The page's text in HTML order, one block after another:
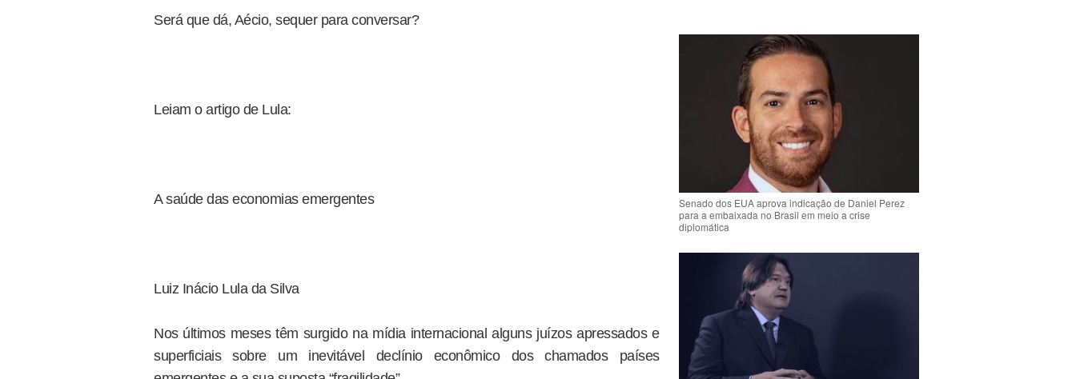
Será que dá, Aécio, sequer para conversar?
Leiam o artigo de Lula:
A saúde das economias emergentes
Luiz Inácio Lula da Silva
Nos últimos meses têm surgido na mídia internacional alguns juízos apressados e
superficiais sobre um inevitável declínio econômico dos chamados países
Senado dos EUA aprova indicação de Daniel Perez
para a embaixada no Brasil em meio a crise
diplomática